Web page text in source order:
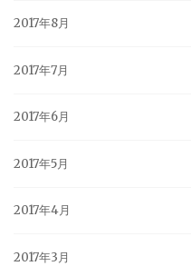
2017年8月
2017年7月
2017年6月
2017年5月
2017年4月
2017年3月